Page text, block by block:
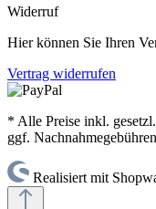
Widerruf
Hier können Sie Ihren
Vertrag widerrufen
* Alle Preise inkl.
ggf.
Realisiert mit